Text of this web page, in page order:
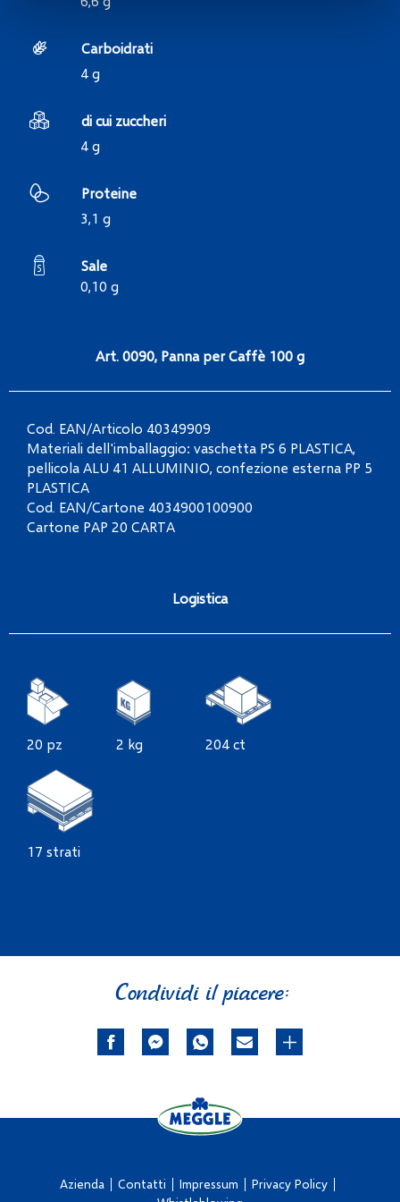
Carboidrati
4 g
di cui zuccheri
4 g
Proteine
3,1 g
Sale
0,10 g
Art. 0090, Panna per Caffè 100 g
Cod. EAN/Articolo 40349909
Materiali dell'imballaggio: vaschetta PS 6 PLASTICA,
pellicola ALU 41 ALLUMINIO, confezione esterna PP 5
PLASTICA
Cod. EAN/Cartone 4034900100900
Cartone PAP 20 CARTA
Logistica
20 pz 2 kg 204 ct
17 strati
Condividi il piacere:
Azienda Contatti Impressum
Privacy Policy